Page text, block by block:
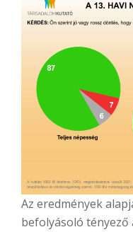
Az eredmények
befolyásoló tényező